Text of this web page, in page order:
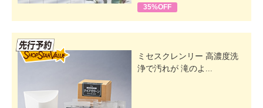
35%OFF
ミセスクレンリー 高濃度洗
浄で汚れが 滝のよ...